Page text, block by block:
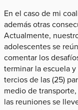
En el caso de mi
además otras
Actualmente,
adolescentes se
comentar los
terminar la escuela
tercios de las (25)
medio de
las reuniones se